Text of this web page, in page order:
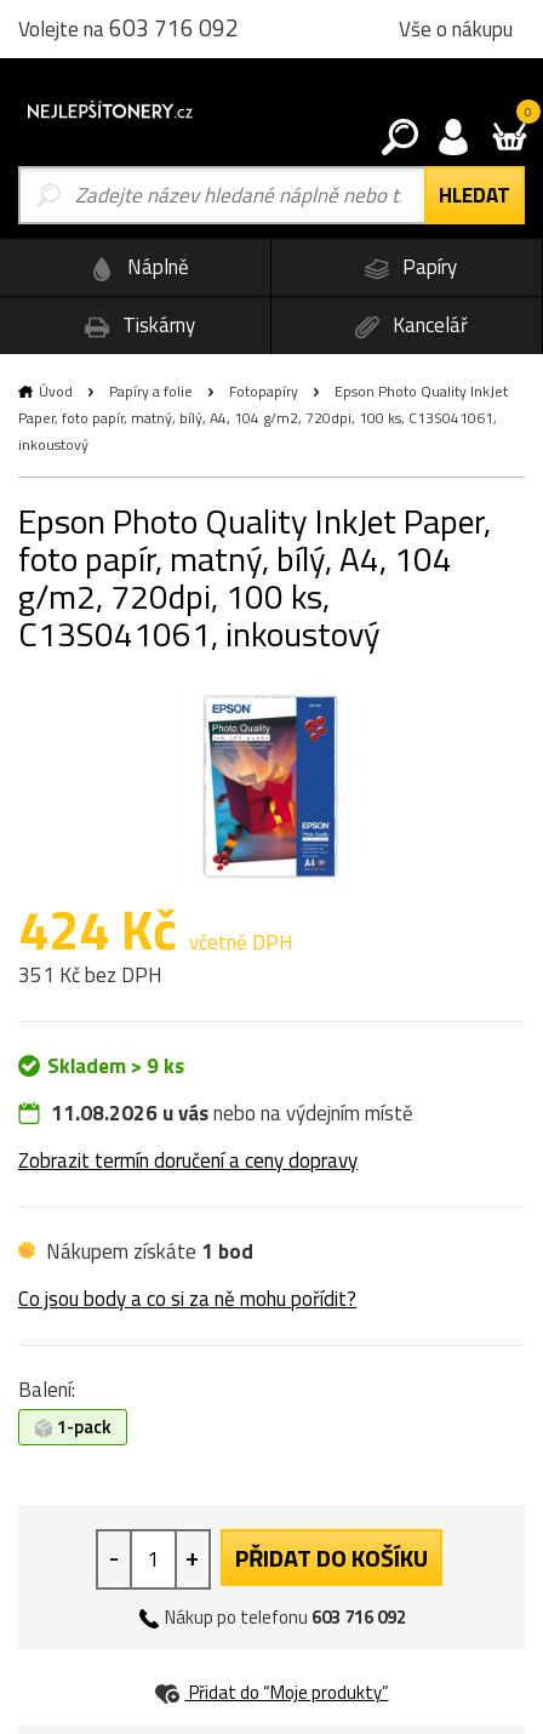
Volejte na603 716 092 Vše o nákupu
0
Náplně
Papíry
Tiskárny
Kancelář
Úvod Papíry a folie Fotopapíry
Epson Photo Quality InkJet
Paper, foto papír, matný, bílý, A4, 104 g/m2, 720dpi, 100 ks, C13S041061,
inkoustový
Epson Photo Quality InkJet Paper,
foto papír, matný, bílý, A4, 104
g/m2, 720dpi, 100 ks,
C13S041061, inkoustový
424 Kč včetně DPH
351 Kč bez DPH
Skladem > 9 ks
11.08.2026 u vásnebo na výdejním místě
Zobrazit termín doručení a ceny dopravy
Nákupem získáte 1 bod
Co jsou body a co si za ně mohu pořídit?
Balení:
1-pack
- + PŘIDAT DO KOŠÍKU
Nákup po telefonu 603 716 092
Přidat do “Moje produkty”